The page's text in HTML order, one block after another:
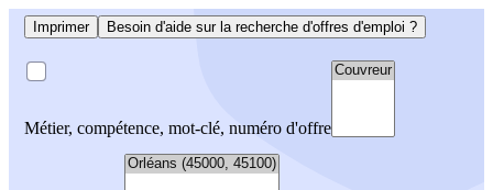
Imprimer Besoin d'aide sur la recherche d'offres d'emploi ?
Métier, compétence, mot-clé, numéro d'offre